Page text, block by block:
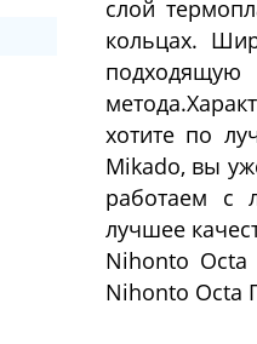
слой
кольцах.
хотите по
Mikado, вы
работаем с
лучшее
Nihonto Octa
Nihonto Octa